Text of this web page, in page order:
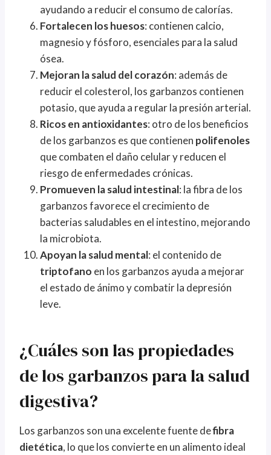
ayudando a reducir el consumo de calorías.
Fortalecen los huesos: contienen calcio,
magnesio y fósforo, esenciales para la salud
ósea.
Mejoran la salud del corazón: además de
reducir el colesterol, los garbanzos contienen
potasio, que ayuda a regular la presión arterial.
Ricos en antioxidantes: otro de los beneficios
de los garbanzos es que contienen polifenoles
que combaten el daño celular y reducen el
riesgo de enfermedades crónicas.
Promueven la salud intestinal: la fibra de los
garbanzos favorece el crecimiento de
bacterias saludables en el intestino, mejorando
la microbiota.
Apoyan la salud mental: el contenido de
triptofano en los garbanzos ayuda a mejorar
el estado de ánimo y combatir la depresión
leve.
¿Cuáles son las propiedades
de los garbanzos para la salud
digestiva?
Los garbanzos son una excelente fuente defibra
dietética, lo que los convierte en un alimento ideal